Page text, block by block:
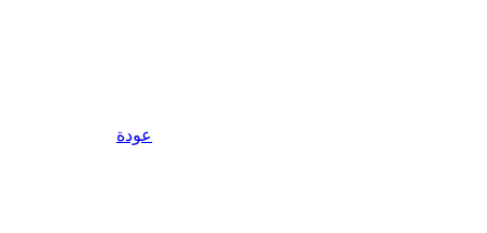
عودة